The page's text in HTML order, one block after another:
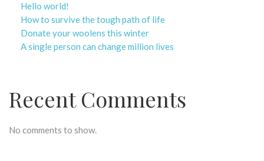
Hello world!
How to survive the tough path of life
Donate your woolens this winter
A single person can change million lives
Recent Comments
No comments to show.